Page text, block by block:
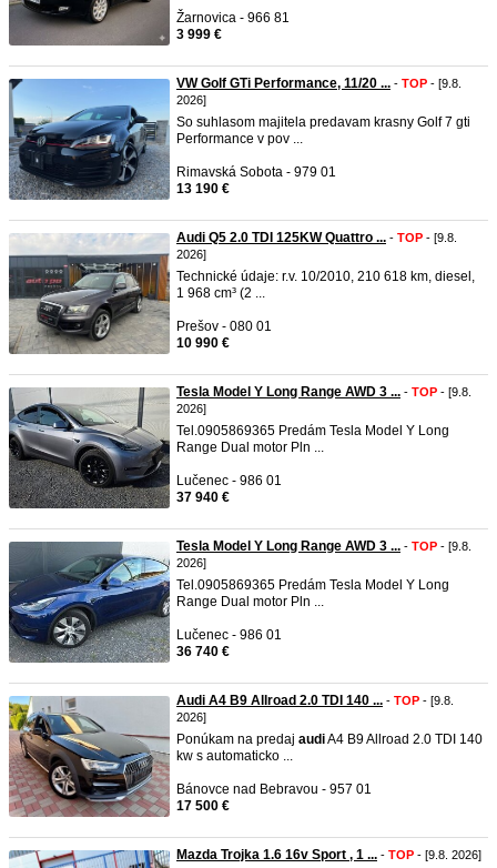
Žarnovica - 966 81
3 999 €
VW Golf GTi Performance, 11/20 ... - TOP - [9.8.
2026]
So suhlasom majitela predavam krasny Golf 7 gti
Performance v pov ...
Rimavská Sobota - 979 01
13 190 €
Audi Q5 2.0 TDI 125KW Quattro ... - TOP - [9.8.
2026]
Technické údaje: r.v. 10/2010, 210 618 km, diesel,
1 968 cm³ (2 ...
Prešov - 080 01
10 990 €
Tesla Model Y Long Range AWD 3 ... - TOP - [9.8.
2026]
Tel.0905869365 Predám Tesla Model Y Long
Range Dual motor Pln ...
Lučenec - 986 01
37 940 €
Tesla Model Y Long Range AWD 3 ... - TOP - [9.8.
2026]
Tel.0905869365 Predám Tesla Model Y Long
Range Dual motor Pln ...
Lučenec - 986 01
36 740 €
Audi A4 B9 Allroad 2.0 TDI 140 ... - TOP - [9.8.
2026]
Ponúkam na predaj audiA4 B9 Allroad 2.0 TDI 140
kw s automaticko ...
Bánovce nad Bebravou - 957 01
17 500 €
Mazda Trojka 1.6 16v Sport , 1 ... - TOP - [9.8. 2026]